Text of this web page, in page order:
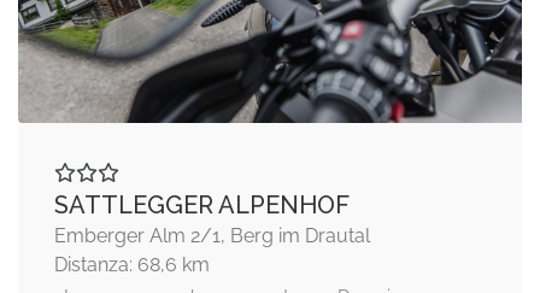
SATTLEGGER ALPENHOF
Emberger Alm 2/1, Berg im Drautal
Distanza: 68,6 km